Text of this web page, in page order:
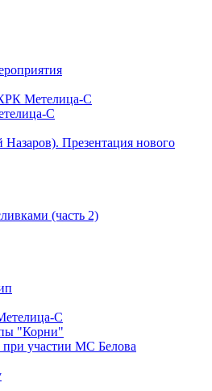
Метелица-С
С
Презентация нового
(часть 2)
С
"Корни"
при участии МС Белова